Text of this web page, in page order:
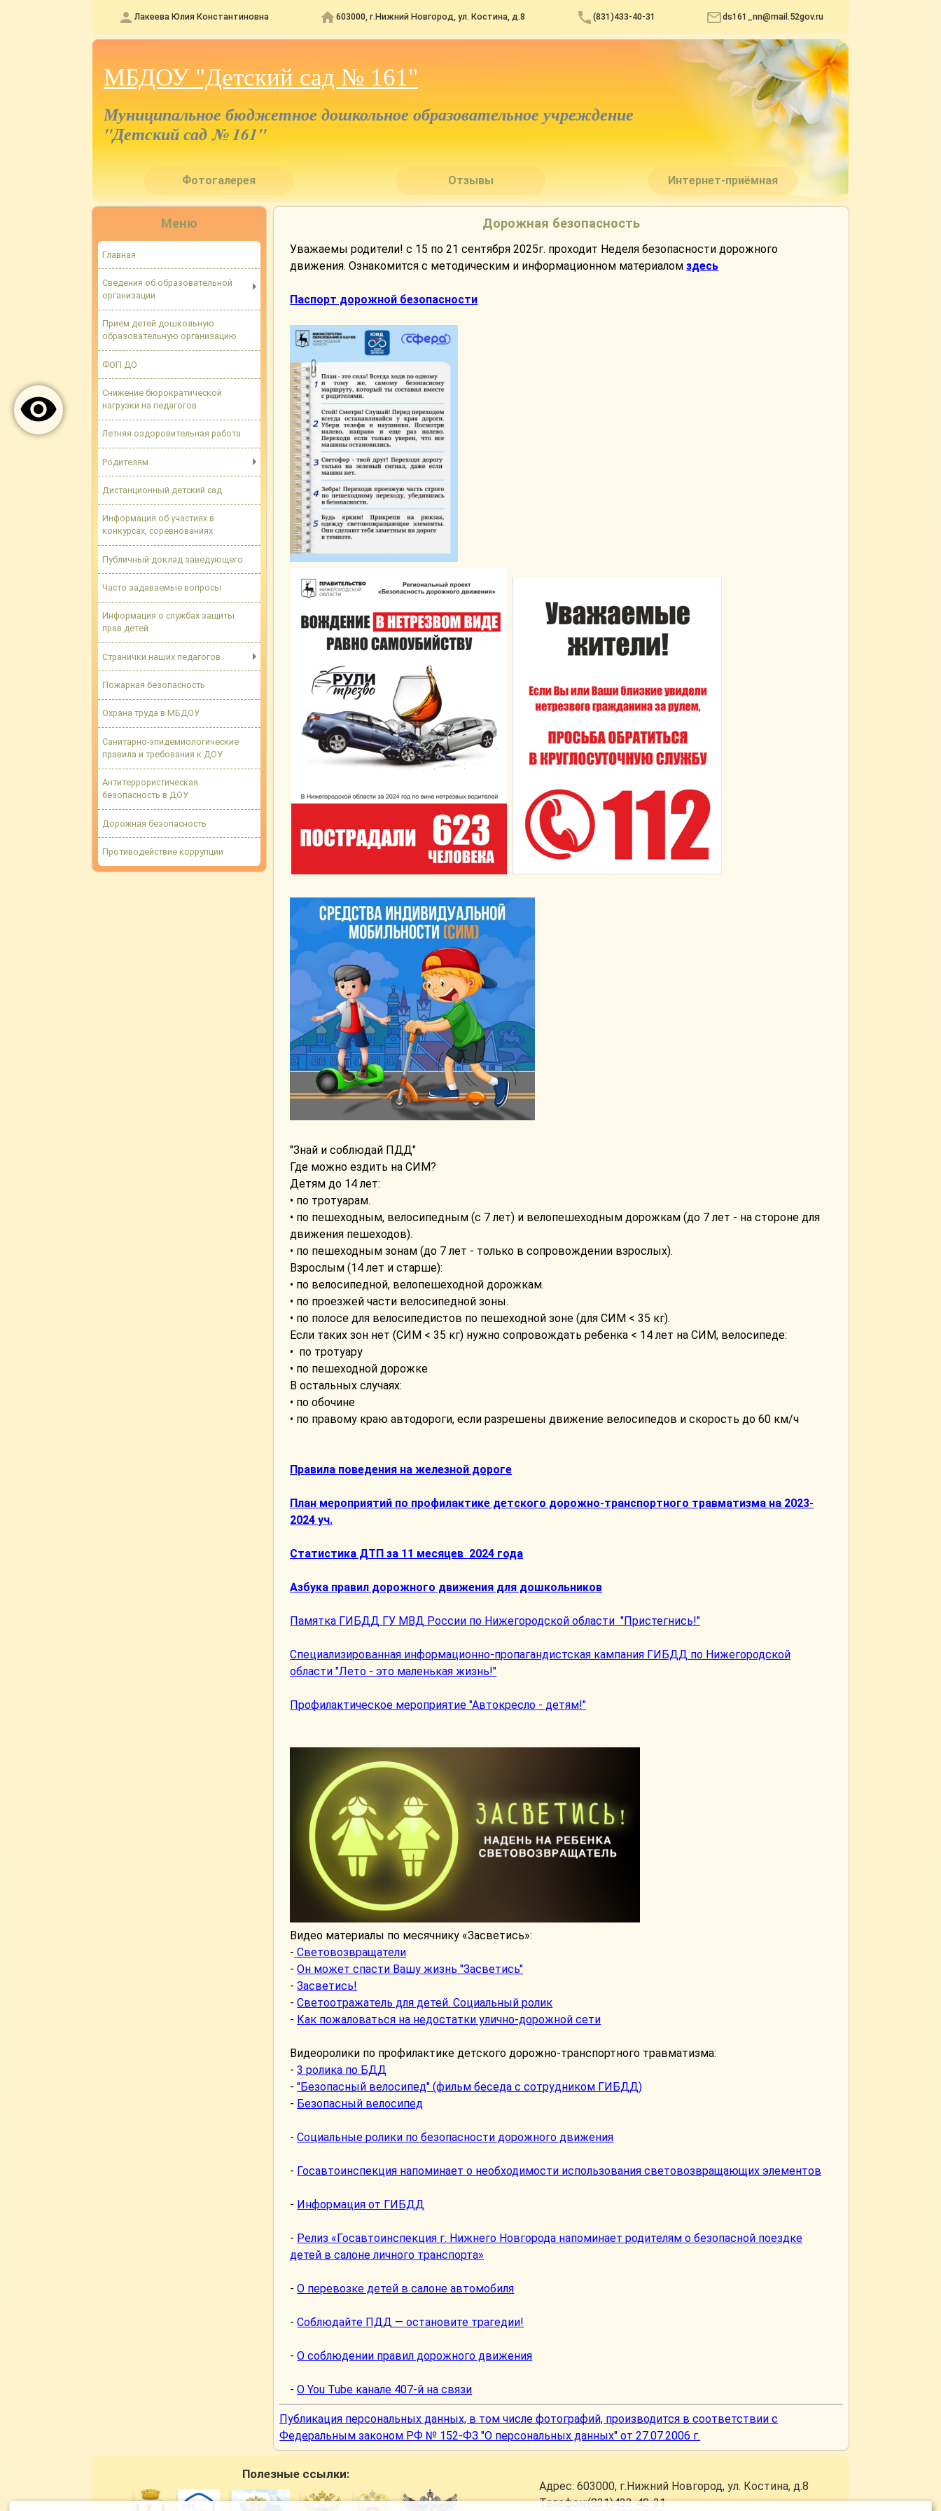
Лакеева Юлия Константиновна 603000, г.Нижний Новгород, ул. Костина, д.8 (831)433-40-31 ds161_nn@mail.52gov.ru
МБДОУ "Детский сад № 161"
Муниципальное бюджетное дошкольное образовательное учреждение
"Детский сад № 161"
Фотогалерея Отзывы Интернет-приёмная
Меню
Главная
Сведения об образовательной
организации
Прием детей дошкольную
образовательную организацию
ФОП ДО
Снижение бюрократической
нагрузки на педагогов
Летняя оздоровительная работа
Родителям
Дистанционный детский сад
Информация об участиях в
конкурсах, соревнованиях
Публичный доклад заведующего
Часто задаваемые вопросы
Информация о службах защиты
прав детей
Странички наших педагогов
Пожарная безопасность
Охрана труда в МБДОУ
Санитарно-эпидемиологические
правила и требования к ДОУ
Антитеррористическая
безопасность в ДОУ
Дорожная безопасность
Противодействие коррупции
Дорожная безопасность
Уважаемы родители! с 15 по 21 сентября 2025г. проходит Неделя безопасности дорожного
движения. Ознакомится с методическим и информационном материаломздесь
Паспорт дорожной безопасности
"Знай и соблюдай ПДД"
Где можно ездить на СИМ?
Детям до 14 лет:
• по тротуарам.
• по пешеходным, велосипедным (с 7 лет) и велопешеходным дорожкам (до 7 лет - на стороне для
движения пешеходов).
• по пешеходным зонам (до 7 лет - только в сопровождении взрослых).
Взрослым (14 лет и старше):
• по велосипедной, велопешеходной дорожкам.
• по проезжей части велосипедной зоны.
• по полосе для велосипедистов по пешеходной зоне (для СИМ < 35 кг).
Если таких зон нет (СИМ < 35 кг) нужно сопровождать ребенка < 14 лет на СИМ, велосипеде:
• по тротуару
• по пешеходной дорожке
В остальных случаях:
• по обочине
• по правому краю автодороги, если разрешены движение велосипедов и скорость до 60 км/ч
Правила поведения на железной дороге
План мероприятий по профилактике детского дорожно-транспортного травматизма на 2023-
2024 уч.
Статистика ДТП за 11 месяцев 2024 года
Азбука правил дорожного движения для дошкольников
Памятка ГИБДД ГУ МВД России по Нижегородской области "Пристегнись!"
Специализированная информационно-пропагандистская кампания ГИБДД по Нижегородской
области "Лето - это маленькая жизнь!"
Профилактическое мероприятие "Автокресло - детям!"
Видео материалы по месячнику «Засветись»:
- Световозвращатели
-Он может спасти Вашу жизнь "Засветись"
-Засветись!
-Светоотражатель для детей. Социальный ролик
- Как пожаловаться на недостатки улично-дорожной сети
Видеоролики по профилактике детского дорожно-транспортного травматизма:
-3 ролика по БДД
-"Безопасный велосипед" (фильм беседа с сотрудником ГИБДД)
- Безопасный велосипед
-Социальные ролики по безопасности дорожного движения
- Госавтоинспекция напоминает о необходимости использовaния световозвращающих элементов
- Информация от ГИБДД
- Релиз «Госавтоинспекция г. Нижнего Новгорода напоминает родителям о безопасной поездке
детей в салоне личного транспорта»
-О перевозке детей в салоне автомобиля
-Соблюдайте ПДД — остановите трагедии!
-О соблюдении правил дорожного движения
-О You Tube канале 407-й на связи
Публикация персональных данных, в том числе фотографий, производится в соответствии с
Федеральным законом РФ № 152-ФЗ "О персональных данных" от 27.07.2006 г.
Полезные ссылки:
Адрес:603000, г.Нижний Новгород, ул. Костина, д.8
Телефон:(831)433-40-31